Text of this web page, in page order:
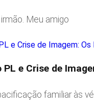
Meu amigo
PL e Crise de
familiar às